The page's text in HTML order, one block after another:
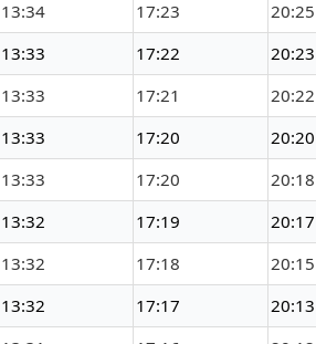
13:34 17:23 20:25
13:33 17:22 20:23
13:33 17:21 20:22
13:33 17:20 20:20
13:33 17:20 20:18
13:32 17:19 20:17
13:32 17:18 20:15
13:32 17:17 20:13